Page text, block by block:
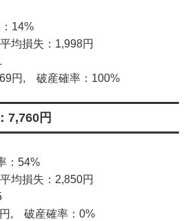
14%
均損失：1,998円
円, 破産確率：100%
7,760円
：54%
均損失：2,850円
円, 破産確率：0%